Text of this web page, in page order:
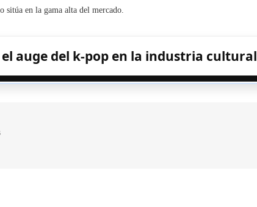
sitúa en la gama alta del mercado.
auge del k-pop en la industria cultural